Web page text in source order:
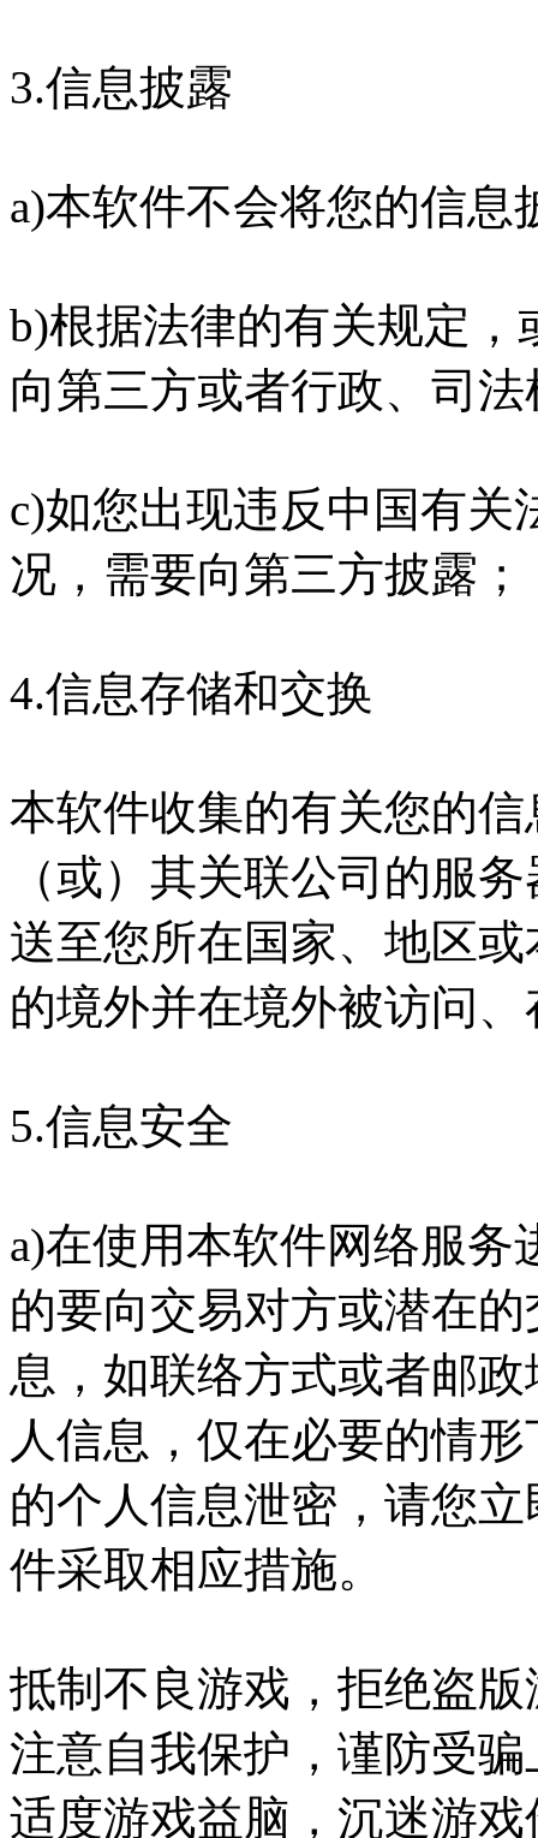
3.信息披露
a)本软件不会将您的信
b)根据法律的有关规定
向第三方或者行政、司
c)如您出现违反中国有
况，需要向第三方披露；
4.信息存储和交换
本软件收集的有关您的
（或）其关联公司的服
送至您所在国家、地区
的境外并在境外被访问
5.信息安全
a)在使用本软件网络服
的要向交易对方或潜在
息，如联络方式或者邮
人信息，仅在必要的情
的个人信息泄密，请您
件采取相应措施。
抵制不良游戏，拒绝盗版
注意自我保护，谨防受骗
适度游戏益脑，沉迷游戏